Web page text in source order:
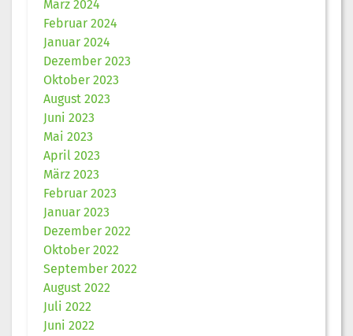
März 2024
Februar 2024
Januar 2024
Dezember 2023
Oktober 2023
August 2023
Juni 2023
Mai 2023
April 2023
März 2023
Februar 2023
Januar 2023
Dezember 2022
Oktober 2022
September 2022
August 2022
Juli 2022
Juni 2022